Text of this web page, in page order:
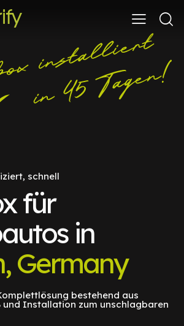
schnell
für
in
Germany
bestehend aus
Installation zum unschlagbaren